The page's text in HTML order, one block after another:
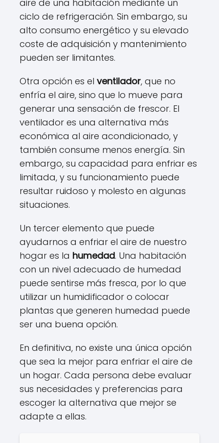
aire de una habitación mediante un
ciclo de refrigeración. Sin embargo, su
alto consumo energético y su elevado
coste de adquisición y mantenimiento
pueden ser limitantes.
Otra opción es el ventilador, que no
enfría el aire, sino que lo mueve para
generar una sensación de frescor. El
ventilador es una alternativa más
económica al aire acondicionado, y
también consume menos energía. Sin
embargo, su capacidad para enfriar es
limitada, y su funcionamiento puede
resultar ruidoso y molesto en algunas
situaciones.
Un tercer elemento que puede
ayudarnos a enfriar el aire de nuestro
hogar es la humedad. Una habitación
con un nivel adecuado de humedad
puede sentirse más fresca, por lo que
utilizar un humidificador o colocar
plantas que generen humedad puede
ser una buena opción.
En definitiva, no existe una única opción
que sea la mejor para enfriar el aire de
un hogar. Cada persona debe evaluar
sus necesidades y preferencias para
escoger la alternativa que mejor se
adapte a ellas.